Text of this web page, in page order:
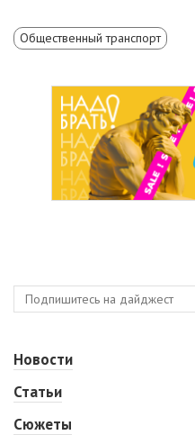
Общественный транспорт
Новости
Статьи
Сюжеты